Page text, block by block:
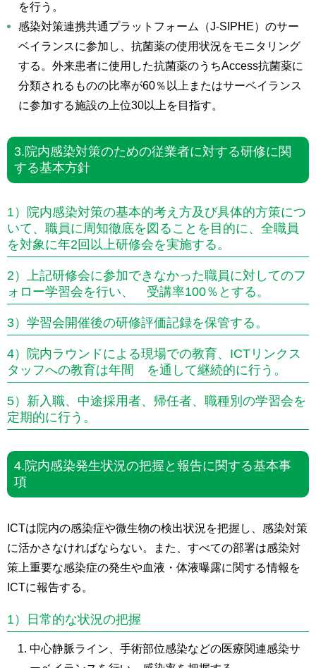
を行う。
感染対策連携共通プラットフォーム（J-SIPHE）のサー
ベイランスに参加し、抗菌薬の使用状況をモニタリング
する。外来患者に使用した抗菌薬のうちAccess抗菌薬に
分類されるものの比率が60％以上またはサーベイランス
に参加する施設の上位30以上を目指す。
3.院内感染対策のための従業者に対する研修に関
する基本方針
1）院内感染対策の基本的考え方及び具体的方策につ
いて、職員に周知徹底を図ることを目的に、全職員
を対象に年2回以上研修会を実施する。
2）上記研修会に参加できなかった職員に対してのフ
ォロー学習会を行い、 受講率100％とする。
3）学習会開催後の研修評価記録を保管する。
4）院内ラウンドによる現場での教育、ICTリンクス
タッフへの教育は年間 を通して継続的に行う。
5）新入職、中途採用者、帰任者、職種別の学習会を
定期的に行う。
4.院内感染発生状況の把握と報告に関する基本事
項
ICTは院内の感染症や微生物の検出状況を把握し、感染対策
に活かさなければならない。また、すべての部署は感染対
策上重要な感染症の発生や血液・体液曝露に関する情報を
ICTに報告する。
1）日常的な状況の把握
中心静脈ライン、手術部位感染などの医療関連感染サ